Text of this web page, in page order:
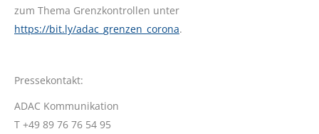
zum Thema Grenzkontrollen unter
https://bit.ly/adac_grenzen_corona.
Pressekontakt:
ADAC Kommunikation
T +49 89 76 76 54 95